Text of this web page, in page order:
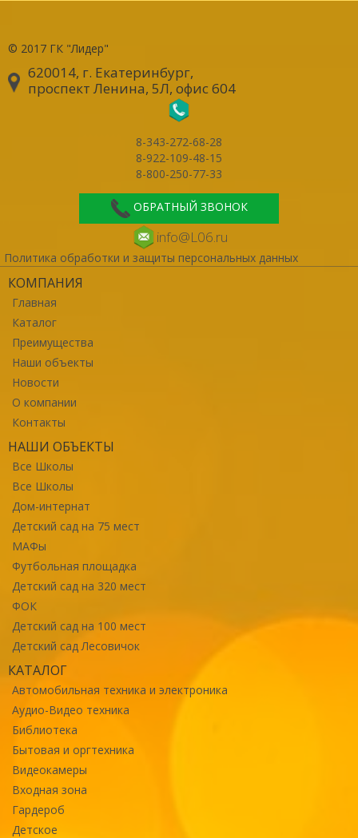
© 2017 ГК "Лидер"
620014, г. Екатеринбург,
проспект Ленина, 5Л, офис 604
8-343-272-68-28
8-922-109-48-15
8-800-250-77-33
ОБРАТНЫЙ ЗВОНОК
info@L06.ru
Политика обработки и защиты персональных данных
КОМПАНИЯ
Главная
Каталог
Преимущества
Наши объекты
Новости
О компании
Контакты
НАШИ ОБЪЕКТЫ
Все Школы
Все Школы
Дом-интернат
Детский сад на 75 мест
МАФы
Футбольная площадка
Детский сад на 320 мест
ФОК
Детский сад на 100 мест
Детский сад Лесовичок
КАТАЛОГ
Автомобильная техника и электроника
Аудио-Видео техника
Библиотека
Бытовая и оргтехника
Видеокамеры
Входная зона
Гардероб
Детское